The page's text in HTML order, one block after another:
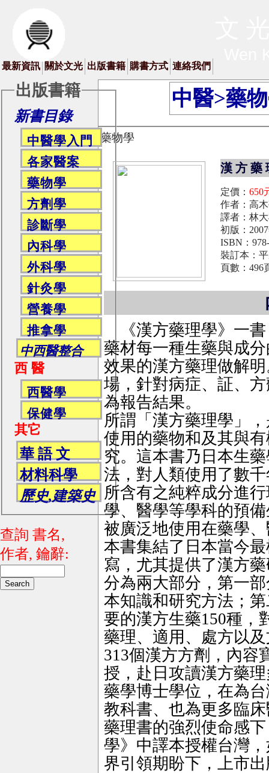
最新資訊 關於文光 出版書籍 購書方式 連絡我們
出版書籍
新書目錄
中醫學入門
各家醫案
藥物學
方劑學
診斷學
內科學
外科學
針灸學
營養學
推拿學
中西醫整合
西 醫
西醫學
保健學
其它
華 語 文
材料科學
歷史,建築史
查詢 書名,
作者, 鑰辭:
中醫>藥
藥物學
漢 方 藥
定價： 650
作者：高
譯者：林
初版：
ISBN：
裝訂本：
頁數：496
《漢方藥理學》一
藥材每一種生藥與成
效果的漢方藥理做解
場，針對病症、証、
為報告結果。
所謂「漢方藥理學」
使用的藥物和及其與
究。這本書乃日本生
法，對人類使用了數
所含有之純粹成分進
學、醫學等學科的預
被廣泛地使用在藥學
本書集結了日本當今
寫，尤其提供了漢方
分為兩大部分，第一
本知識和研究方法；
要的漢方生藥150種，
藥理、適用、處方以
313個漢方方劑，內容
授，赴日攻讀漢方藥
藥學博士學位，在為
教科書、也為更多臨
藥理書的強烈使命感
學》中譯本授權台灣
界引領期盼下，上市